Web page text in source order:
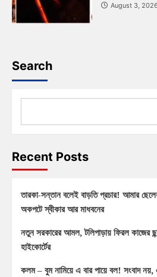
August 3, 2026
Search
Recent Posts
তারকা-সন্তান বলেই বাড়তি প্রচার! আমার
অকপটে স্বীকার আর মাধবনের
নতুন সরকারের আমল, টলিপাড়ায় ফিরল কাজের
হাইকোর্টের
কলম – বুম নামিয়ে এ বার পায়ে বল! সংবাদ নয়,